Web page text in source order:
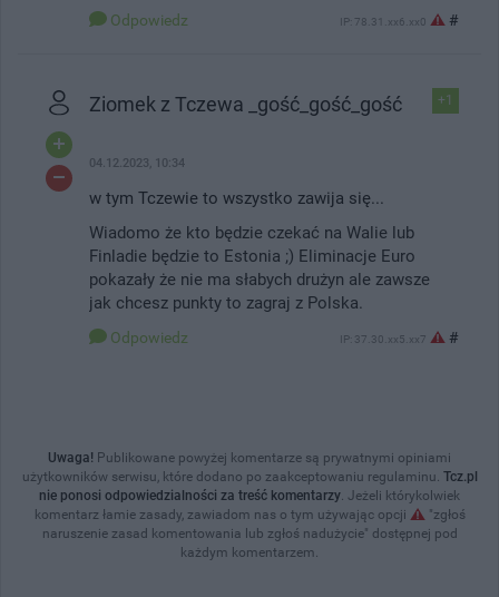
Odpowiedz IP: 78.31.xx6.xx0 #
+1
Ziomek z Tczewa _gość_gość_gość
04.12.2023, 10:34
w tym Tczewie to wszystko zawija się...
Wiadomo że kto będzie czekać na Walie lub
Finladie będzie to Estonia ;) Eliminacje Euro
pokazały że nie ma słabych drużyn ale zawsze
jak chcesz punkty to zagraj z Polska.
Odpowiedz IP: 37.30.xx5.xx7 #
Uwaga! Publikowane powyżej komentarze są prywatnymi opiniami
użytkowników serwisu, które dodano po zaakceptowaniu regulaminu. Tcz.pl
nie ponosi odpowiedzialności za treść komentarzy . Jeżeli którykolwiek
komentarz łamie zasady, zawiadom nas o tym używając opcji
"zgłoś
naruszenie zasad komentowania lub zgłoś nadużycie" dostępnej pod
każdym komentarzem.